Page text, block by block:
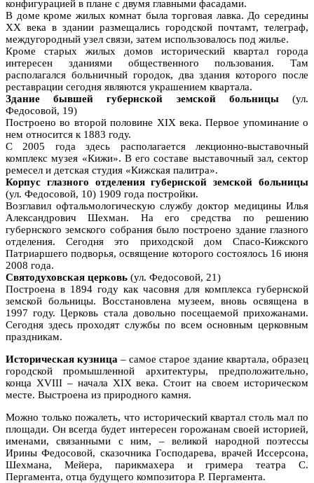
конфигурацией в плане с двумя главными фасадами.
В доме кроме жилых комнат была торговая лавка. До середины
XX века в здании размещались городской почтамт, телеграф,
междугородный узел связи, затем использовалось под жилье.
Кроме старых жилых домов исторический квартал города
интересен зданиями общественного пользования. Там
располагался больничный городок, два здания которого после
реставрации сегодня являются украшением квартала.
Здание бывшей губернской земской больницы(ул.
Федосовой, 19)
Построено во второй половине XIX века. Первое упоминание о
нем относится к 1883 году.
С 2005 года здесь располагается лекционно-выставочный
комплекс музея «Кижи». В его составе выставочный зал, сектор
ремесел и детская студия «Кижская палитра».
Корпус глазного отделения губернской земской больницы
(ул. Федосовой, 10) 1909 года постройки.
Возглавил офтальмологическую службу доктор медицины Илья
Александрович Шехман. На его средства по решению
губернского земского собрания было построено здание глазного
отделения. Сегодня это приходской дом Спасо-Кижского
Патриаршего подворья, освящение которого состоялось 16 июня
2008 года.
Святодуховская церковь (ул. Федосовой, 21)
Построена в 1894 году как часовня для комплекса губернской
земской больницы. Восстановлена музеем, вновь освящена в
1997 году. Церковь стала довольно посещаемой прихожанами.
Сегодня здесь проходят службы по всем основным церковным
праздникам.
Историческая кузница – самое старое здание квартала, образец
городской промышленной архитектуры, предположительно,
конца XVIII – начала XIX века. Стоит на своем историческом
месте. Выстроена из природного камня.
Можно только пожалеть, что исторический квартал столь мал по
площади. Он всегда будет интересен горожанам своей историей,
именами, связанными с ним, – великой народной поэтессы
Ирины Федосовой, сказочника Господарева, врачей Иссерсона,
Шехмана, Мейера, парикмахера и гримера театра С.
Пергамента, отца будущего композитора Р. Пергамента.